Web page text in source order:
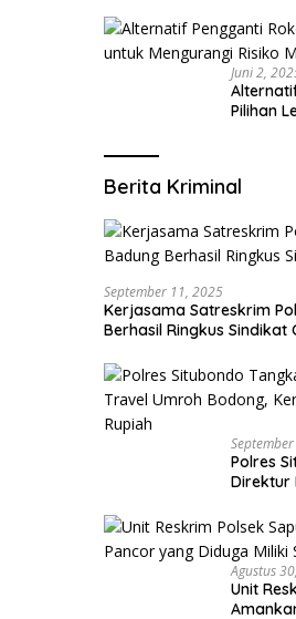
yang
Juni 2,
Pilihan
Berita Kriminal
September 11, 2025
Kerjasama Satreskrim
Berhasil Ringkus Sindikat
Polres
Direktur
Capai
Agustus
Unit